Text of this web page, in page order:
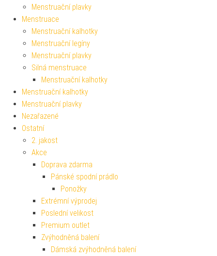
Menstruační plavky
Menstruace
Menstruační kalhotky
Menstruační legíny
Menstruační plavky
Silná menstruace
Menstruační kalhotky
Menstruační kalhotky
Menstruační plavky
Nezařazené
Ostatní
2. jakost
Akce
Doprava zdarma
Pánské spodní prádlo
Ponožky
Extrémní výprodej
Poslední velikost
Premium outlet
Zvýhodněná balení
Dámská zvýhodněná balení